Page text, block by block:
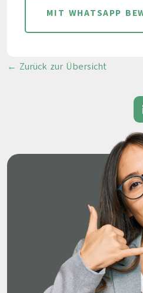
MIT WHATSAPP
← Zurück zur Übersicht